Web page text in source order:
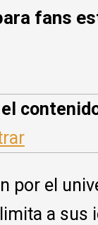
fans
por el
a sus